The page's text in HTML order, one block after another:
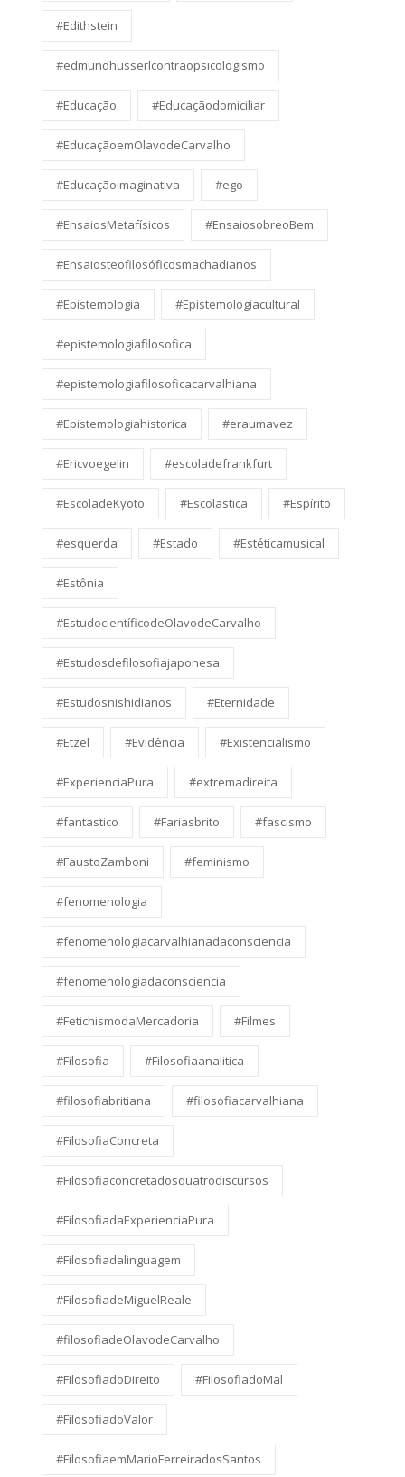
#Edithstein
#edmundhusserlcontraopsicologismo
#Educação #Educaçãodomiciliar
#EducaçãoemOlavodeCarvalho
#Educaçãoimaginativa #ego
#EnsaiosMetafísicos #EnsaiosobreoBem
#Ensaiosteofilosóficosmachadianos
#Epistemologia #Epistemologiacultural
#epistemologiafilosofica
#epistemologiafilosoficacarvalhiana
#Epistemologiahistorica #eraumavez
#Ericvoegelin #escoladefrankfurt
#EscoladeKyoto #Escolastica #Espírito
#esquerda #Estado #Estéticamusical
#Estônia
#EstudocientíficodeOlavodeCarvalho
#Estudosdefilosofiajaponesa
#Estudosnishidianos #Eternidade
#Etzel #Evidência #Existencialismo
#ExperienciaPura #extremadireita
#fantastico #Fariasbrito #fascismo
#FaustoZamboni #feminismo
#fenomenologia
#fenomenologiacarvalhianadaconsciencia
#fenomenologiadaconsciencia
#FetichismodaMercadoria #Filmes
#Filosofia #Filosofiaanalitica
#filosofiabritiana #filosofiacarvalhiana
#FilosofiaConcreta
#Filosofiaconcretadosquatrodiscursos
#FilosofiadaExperienciaPura
#Filosofiadalinguagem
#FilosofiadeMiguelReale
#filosofiadeOlavodeCarvalho
#FilosofiadoDireito #FilosofiadoMal
#FilosofiadoValor
#FilosofiaemMarioFerreiradosSantos